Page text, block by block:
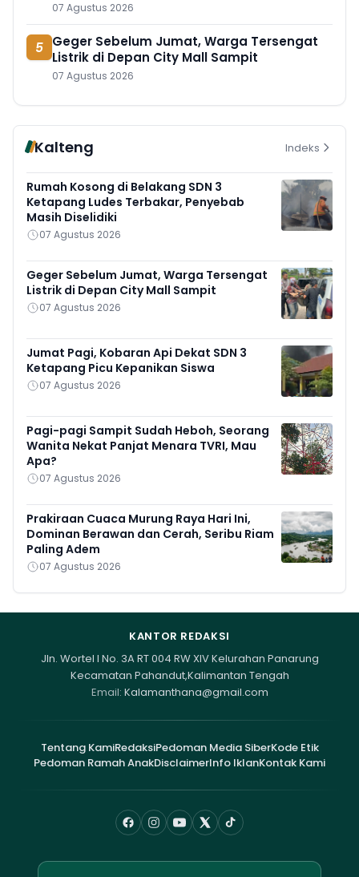
07 Agustus 2026
5 Geger Sebelum Jumat, Warga Tersengat
Listrik di Depan City Mall Sampit
07 Agustus 2026
Kalteng Indeks
Rumah Kosong di Belakang SDN 3
Ketapang Ludes Terbakar, Penyebab
Masih Diselidiki
07 Agustus 2026
Geger Sebelum Jumat, Warga Tersengat
Listrik di Depan City Mall Sampit
07 Agustus 2026
Jumat Pagi, Kobaran Api Dekat SDN 3
Ketapang Picu Kepanikan Siswa
07 Agustus 2026
Pagi-pagi Sampit Sudah Heboh, Seorang
Wanita Nekat Panjat Menara TVRI, Mau
Apa?
07 Agustus 2026
Prakiraan Cuaca Murung Raya Hari Ini,
Dominan Berawan dan Cerah, Seribu Riam
Paling Adem
07 Agustus 2026
KANTOR REDAKSI
Jln. Wortel I No. 3A RT 004 RW XIV Kelurahan Panarung
Kecamatan Pahandut,Kalimantan Tengah
Email: Kalamanthana@gmail.com
Tentang KamiRedaksiPedoman Media SiberKode Etik
Pedoman Ramah AnakDisclaimerInfo IklanKontak Kami